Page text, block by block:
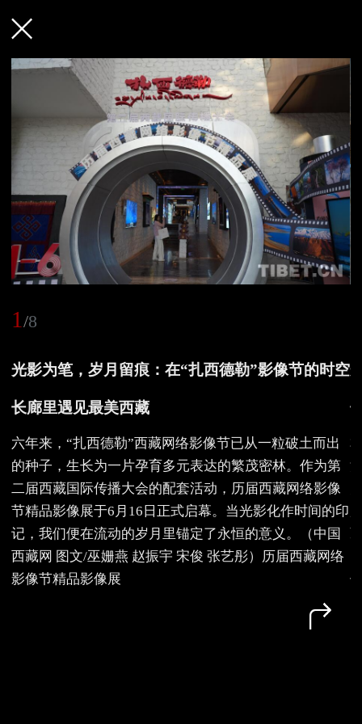
1/8
光影为笔，岁月留痕：在“扎西德勒”影像节的时空
长廊里遇见最美西藏
六年来，“扎西德勒”西藏网络影像节已从一粒破土而出
的种子，生长为一片孕育多元表达的繁茂密林。作为第
二届西藏国际传播大会的配套活动，历届西藏网络影像
节精品影像展于6月16日正式启幕。当光影化作时间的印
记，我们便在流动的岁月里锚定了永恒的意义。（中国
西藏网 图文/巫姗燕 赵振宇 宋俊 张艺彤）历届西藏网络
影像节精品影像展